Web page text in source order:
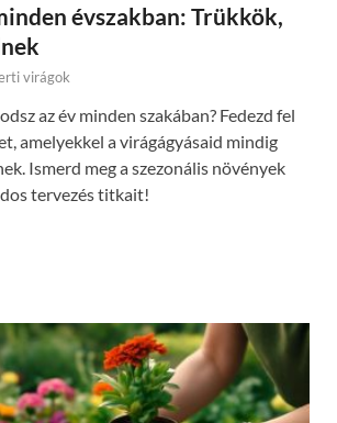
évszakban: Trükkök,
virágok
az év minden szakában? Fedezd fel
amelyekkel a virágágyásaid mindig
Ismerd meg a szezonális növények
tervezés titkait!